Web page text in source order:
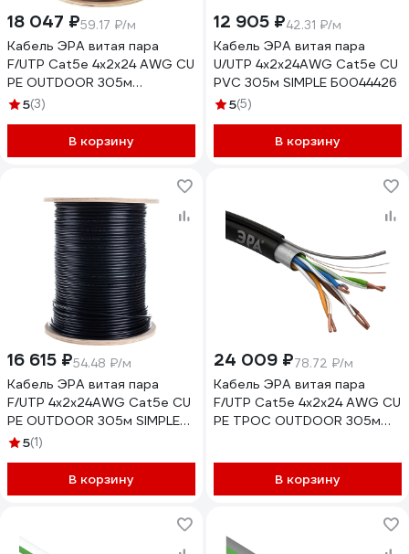
18 047 ₽59.17 ₽/м
Кабель ЭРА витая пара
F/UTP Cat5e 4x2x24 AWG CU
PE OUTDOOR 305м
Б0044689
5(3)
В корзину
12 905 ₽42.31 ₽/м
Кабель ЭРА витая пара
U/UTP 4x2x24AWG Cat5e CU
PVC 305м SIMPLE Б0044426
5(5)
В корзину
16 615 ₽54.48 ₽/м
Кабель ЭРА витая пара
F/UTP 4x2x24AWG Cat5e CU
PE OUTDOOR 305м SIMPLE
Б0044686
5(1)
В корзину
24 009 ₽78.72 ₽/м
Кабель ЭРА витая пара
F/UTP Cat5e 4x2x24 AWG CU
PE ТРОС OUTDOOR 305м
В корзину